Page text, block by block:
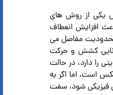
یکی از روش های
افزایش انعطاف
مفاصل می
کشش و حرکت
را دارد، در حالت
است، اما اگر به
فیزیکی شود، سفت